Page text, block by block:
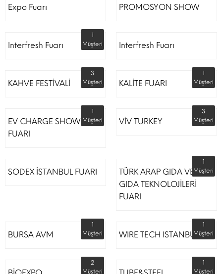
Expo Fuarı PROMOSYON SHOW
Interfresh Fuarı
1
Müşteri
Interfresh Fuarı
KAHVE FESTİVALİ
3
Müşteri
KALİTE FUARI
1
Müşteri
EV CHARGE SHOW
FUARI
1
Müşteri
VİV TURKEY
3
Müşteri
SODEX İSTANBUL FUARI
TÜRK ARAP GIDA VE
GIDA TEKNOLOJİLERİ
FUARI
1
Müşteri
BURSA AVM
1
Müşteri
WIRE TECH ISTANBUL
1
Müşteri
2
Müşteri
1
Müşteri